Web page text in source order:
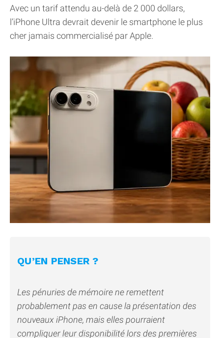
Avec un tarif attendu au-delà de 2 000 dollars,
l’iPhone Ultra devrait devenir le smartphone le plus
cher jamais commercialisé par Apple.
QU’EN PENSER ?
Les pénuries de mémoire ne remettent
probablement pas en cause la présentation des
nouveaux iPhone, mais elles pourraient
compliquer leur disponibilité lors des premières